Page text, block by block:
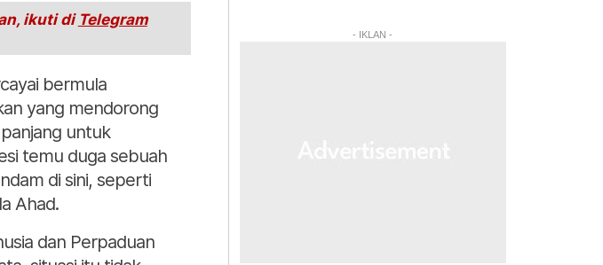
ikuti di Telegram
bermula
yang mendorong
untuk
temu duga sebuah
di sini, seperti
Ahad.
dan Perpaduan
- IKLAN -